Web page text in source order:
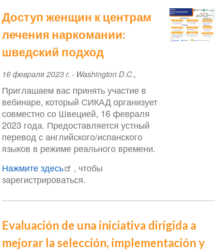
Доступ женщин к центрам
лечения наркомании:
шведский подход
Event
Date
16 февраля 2023 r. - Washington D.C.,
Приглашаем вас принять участие в
вебинаре, который СИКАД организует
совместно со Швецией, 16 февраля
2023 года. Предоставляется устный
перевод с английского/испанского
языков в режиме реального времени.
Нажмите здесь
, чтобы
зарегистрироваться.
Evaluación de una iniciativa dirigida a
mejorar la selección, implementación y